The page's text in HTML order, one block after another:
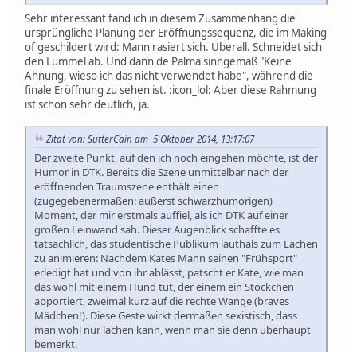
Sehr interessant fand ich in diesem Zusammenhang die
ursprüngliche Planung der Eröffnungssequenz, die im Making
of geschildert wird: Mann rasiert sich. Überall. Schneidet sich
den Lümmel ab. Und dann de Palma sinngemäß "Keine
Ahnung, wieso ich das nicht verwendet habe", während die
finale Eröffnung zu sehen ist. :icon_lol: Aber diese Rahmung
ist schon sehr deutlich, ja.
Zitat von: SutterCain am 5 Oktober 2014, 13:17:07
Der zweite Punkt, auf den ich noch eingehen möchte, ist der
Humor in DTK. Bereits die Szene unmittelbar nach der
eröffnenden Traumszene enthält einen
(zugegebenermaßen: äußerst schwarzhumorigen)
Moment, der mir erstmals auffiel, als ich DTK auf einer
großen Leinwand sah. Dieser Augenblick schaffte es
tatsächlich, das studentische Publikum lauthals zum Lachen
zu animieren: Nachdem Kates Mann seinen "Frühsport"
erledigt hat und von ihr ablässt, patscht er Kate, wie man
das wohl mit einem Hund tut, der einem ein Stöckchen
apportiert, zweimal kurz auf die rechte Wange (braves
Mädchen!). Diese Geste wirkt dermaßen sexistisch, dass
man wohl nur lachen kann, wenn man sie denn überhaupt
bemerkt.